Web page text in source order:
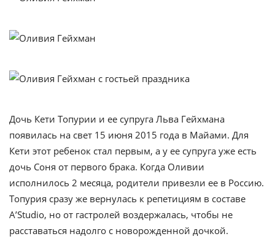
Дочь Кети Топурии и ее супруга Льва Гейхмана
появилась на свет 15 июня 2015 года в Майами. Для
Кети этот ребенок стал первым, а у ее супруга уже есть
дочь Соня от первого брака. Когда Оливии
исполнилось 2 месяца, родители привезли ее в Россию.
Топурия сразу же вернулась к репетициям в составе
A’Studio, но от гастролей воздержалась, чтобы не
расставаться надолго с новорожденной дочкой.